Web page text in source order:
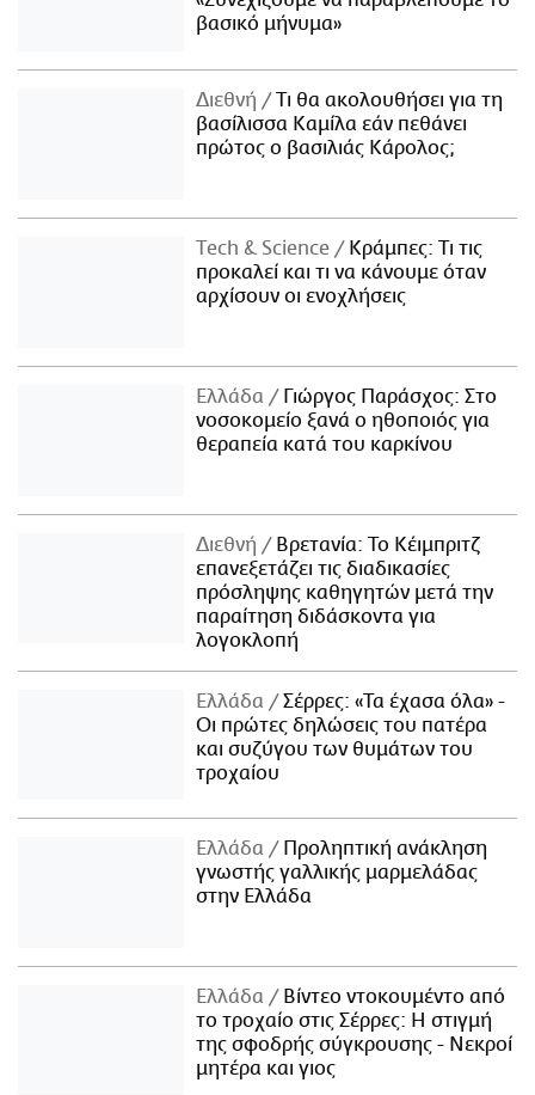
βασικό μήνυμα»
Διεθνή
Τι θα ακολουθήσει για τη
βασίλισσα Καμίλα εάν πεθάνει
πρώτος ο βασιλιάς Κάρολος;
Τech & Science
Κράμπες: Τι τις
προκαλεί και τι να κάνουμε όταν
αρχίσουν οι ενοχλήσεις
Ελλάδα
Γιώργος Παράσχος: Στο
νοσοκομείο ξανά ο ηθοποιός για
θεραπεία κατά του καρκίνου
Διεθνή
Βρετανία: Το Κέιμπριτζ
επανεξετάζει τις διαδικασίες
πρόσληψης καθηγητών μετά την
παραίτηση διδάσκοντα για
λογοκλοπή
Ελλάδα
Σέρρες: «Τα έχασα όλα» -
Οι πρώτες δηλώσεις του πατέρα
και συζύγου των θυμάτων του
τροχαίου
Ελλάδα
Προληπτική ανάκληση
γνωστής γαλλικής μαρμελάδας
στην Ελλάδα
Ελλάδα
Βίντεο ντοκουμέντο από
το τροχαίο στις Σέρρες: Η στιγμή
της σφοδρής σύγκρουσης - Νεκροί
μητέρα και γιος